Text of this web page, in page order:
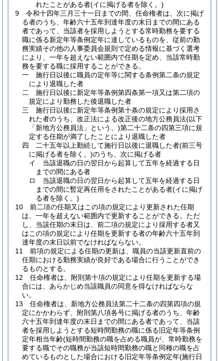
れたことがある者(イに掲げる者を除く。)
9
令和十四年三月三十一日までの間、任命権者は、次に掲げ
る者のうち、年齢六十五年到達年度の末日までの間にある
者であって、当該者を採用しようとする常時勤務を要する
職に係る新定年等条例定年に達しているものを、従前の勤
務実績その他の人事委員会規則で定める情報に基づく選考
により、一年を超えない範囲内で任期を定め、当該常時勤
務を要する職に採用することができる。
一
施行日以後に職員の定年等に関する条例第二条の規定
により退職した者
二
施行日以後に新定年等条例第四条第一項又は第二項の
規定により勤務した後退職した者
三
施行日以後に新定年等条例第十条の規定により採用さ
れた者のうち、改正法による改正後の地方公務員法(以下
「新地方公務員法」という。)第二十二条の四第三項に規
定する任期が満了したことにより退職した者
四
二十五年以上勤続して施行日以後に退職した者(前三号
に掲げる者を除く。)のうち、次に掲げる者
イ
当該退職の日の翌日から起算して五年を経過する日
までの間にある者
ロ
当該退職の日の翌日から起算して五年を経過する日
までの間に暫定再任用をされたことがある者(イに掲げ
る者を除く。)
10
前二項の任期又はこの項の規定により更新された任期
は、一年を超えない範囲内で更新することができる。 ただ
し、当該任期の末日は、前二項の規定により採用する者又
はこの項の規定により任期を更新する者の年齢六十五年到
達年度の末日以前でなければならない。
11
前項の規定による任期の更新は、職員の当該更新直前の
任期における勤務実績が良好である場合に行うことができ
るものとする。
12
任命権者は、附則第十項の規定により任期を更新する場
合には、あらかじめ当該職員の同意を得なければならな
い。
13
任命権者は、新地方公務員法第二十二条の四第四項の規
定にかかわらず、附則第八項各号に掲げる者のうち、年齢
六十五年到達年度の末日までの間にある者であって、当該
者を採用しようとする短時間勤務の職に係る旧定年等条例
定年相当年齢(短時間勤務の職を占める職員が、常時勤務を
要する職でその職務が当該短時間勤務の職と同種の職を占
めているものとした場合における旧定年等条例定年(施行日